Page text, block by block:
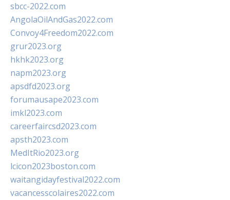
sbcc-2022.com
AngolaOilAndGas2022.com
Convoy4Freedom2022.com
grur2023.org
hkhk2023.org
napm2023.org
apsdfd2023.org
forumausape2023.com
imkl2023.com
careerfaircsd2023.com
apsth2023.com
MedItRio2023.org
lcicon2023boston.com
waitangidayfestival2022.com
vacancesscolaires2022.com